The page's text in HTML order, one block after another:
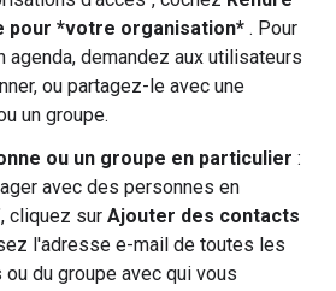
pour *votre organisation* . Pour
agenda, demandez aux utilisateurs
ou partagez-le avec une
un groupe.
ou un groupe en particulier :
avec des personnes en
cliquez sur Ajouter des contacts
l'adresse e-mail de toutes les
du groupe avec qui vous